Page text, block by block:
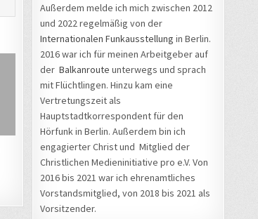
Außerdem melde ich mich zwischen 2012
und 2022 regelmäßig von der
Internationalen Funkausstellung in Berlin.
2016 war ich für meinen Arbeitgeber auf
der Balkanroute unterwegs und sprach
mit Flüchtlingen. Hinzu kam eine
Vertretungszeit als
Hauptstadtkorrespondent für den
Hörfunk in Berlin. Außerdem bin ich
engagierter Christ und Mitglied der
Christlichen Medieninitiative pro e.V. Von
2016 bis 2021 war ich ehrenamtliches
Vorstandsmitglied, von 2018 bis 2021 als
Vorsitzender.